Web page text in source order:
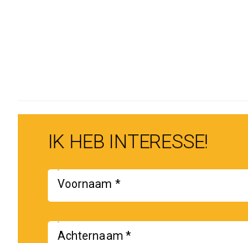
BEZICHTIGING:
IK HEB INTERESSE!
Voornaam *
Achternaam *